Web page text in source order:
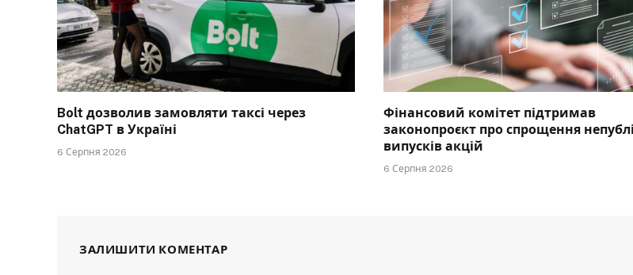
Bolt дозволив замовляти таксі через
ChatGPT в Україні
6 Серпня 2026
Фінансовий комітет підтримав
законопроєкт про спрощення
випусків акцій
6 Серпня 2026
ЗАЛИШИТИ КОМЕНТАР